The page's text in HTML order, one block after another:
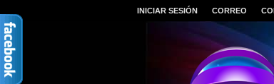
INICIAR SESIÓN CORREO